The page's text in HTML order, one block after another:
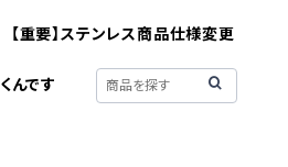
【重要】ステンレス商品仕様変更
んです